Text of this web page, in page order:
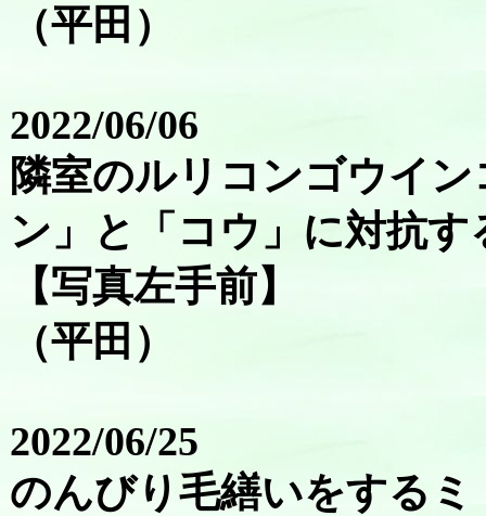
（平田）
2022/06/06
隣室のルリコンゴウイ
ン」と「コウ」に対抗
【写真左手前】
（平田）
2022/06/25
のんびり毛繕いをする